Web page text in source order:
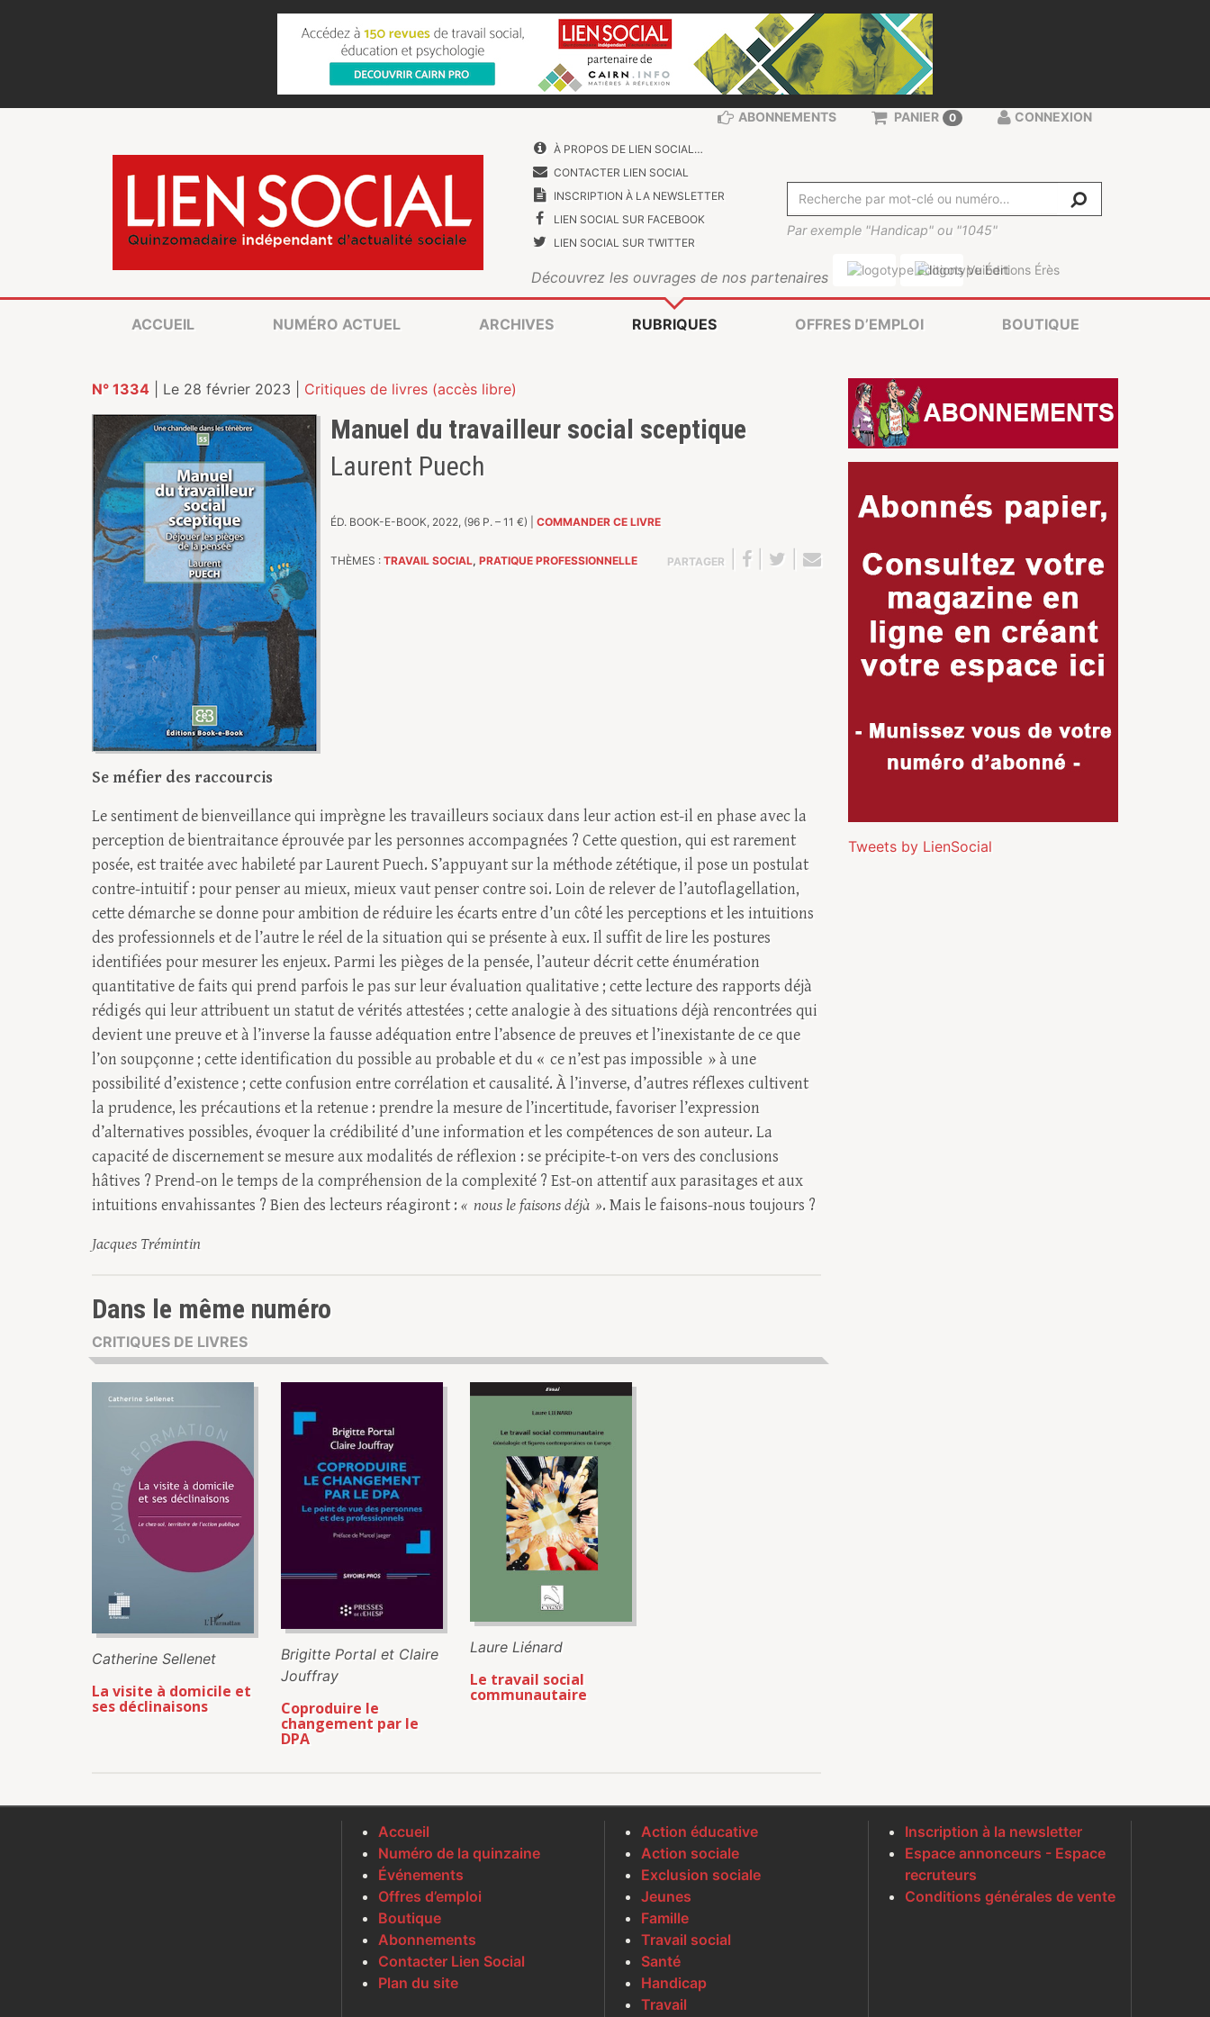
À PROPOS DE LIEN SOCIAL…
CONTACTER LIEN SOCIAL
INSCRIPTION À LA NEWSLETTER
LIEN SOCIAL SUR FACEBOOK
LIEN SOCIAL SUR TWITTER
Par exemple "Handicap" ou "1045"
Découvrez les ouvrages de nos partenaires
ABONNEMENTS PANIER 0 CONNEXION
ACCUEIL NUMÉRO ACTUEL ARCHIVES RUBRIQUES OFFRES D’EMPLOI BOUTIQUE
N° 1334 | Le 28 février 2023 | Critiques de livres (accès libre)
Manuel du travailleur social sceptique
Laurent Puech
ÉD. BOOK-E-BOOK, 2022, (96 P. – 11 €) | COMMANDER CE LIVRE
THÈMES : TRAVAIL SOCIAL, PRATIQUE PROFESSIONNELLE PARTAGER
Se méfier des raccourcis
Le sentiment de bienveillance qui imprègne les travailleurs sociaux dans leur action est-il en phase avec la
perception de bientraitance éprouvée par les personnes accompagnées ? Cette question, qui est rarement
posée, est traitée avec habileté par Laurent Puech. S’appuyant sur la méthode zététique, il pose un postulat
contre-intuitif : pour penser au mieux, mieux vaut penser contre soi. Loin de relever de l’autoflagellation,
cette démarche se donne pour ambition de réduire les écarts entre d’un côté les perceptions et les intuitions
des professionnels et de l’autre le réel de la situation qui se présente à eux. Il suffit de lire les postures
identifiées pour mesurer les enjeux. Parmi les pièges de la pensée, l’auteur décrit cette énumération
quantitative de faits qui prend parfois le pas sur leur évaluation qualitative ; cette lecture des rapports déjà
rédigés qui leur attribuent un statut de vérités attestées ; cette analogie à des situations déjà rencontrées qui
devient une preuve et à l’inverse la fausse adéquation entre l’absence de preuves et l’inexistante de ce que
l’on soupçonne ; cette identification du possible au probable et du « ce n’est pas impossible » à une
possibilité d’existence ; cette confusion entre corrélation et causalité. À l’inverse, d’autres réflexes cultivent
la prudence, les précautions et la retenue : prendre la mesure de l’incertitude, favoriser l’expression
d’alternatives possibles, évoquer la crédibilité d’une information et les compétences de son auteur. La
capacité de discernement se mesure aux modalités de réflexion : se précipite-t-on vers des conclusions
hâtives ? Prend-on le temps de la compréhension de la complexité ? Est-on attentif aux parasitages et aux
intuitions envahissantes ? Bien des lecteurs réagiront : « nous le faisons déjà ». Mais le faisons-nous toujours ?
Jacques Trémintin
Dans le même numéro
CRITIQUES DE LIVRES
Catherine Sellenet
La visite à domicile et
ses déclinaisons
Brigitte Portal et Claire
Jouffray
Coproduire le
changement par le
DPA
Laure Liénard
Le travail social
communautaire
Tweets by LienSocial
Accueil
Numéro de la quinzaine
Événements
Offres d’emploi
Boutique
Abonnements
Contacter Lien Social
Plan du site
Action éducative
Action sociale
Exclusion sociale
Jeunes
Famille
Travail social
Santé
Handicap
Travail
Inscription à la newsletter
Espace annonceurs - Espace
recruteurs
Conditions générales de vente